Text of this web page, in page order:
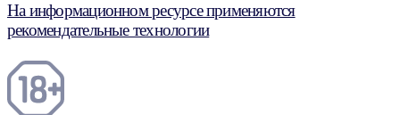
На информационном ресурсе применяются
рекомендательные технологии